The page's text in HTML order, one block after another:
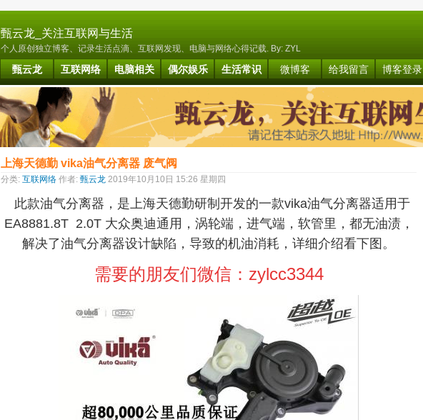
甄云龙_关注互联网与生活
个人原创独立博客、记录生活点滴、互联网发现、电脑与网络心得记载. By: ZYL
甄云龙 互联网络 电脑相关 偶尔娱乐 生活常识 微博客 给我留言 博客登录
上海天德勤 vika油气分离器 废气阀
分类: 互联网络 作者: 甄云龙 2019年10月10日 15:26 星期四
此款油气分离器，是上海天德勤研制开发的一款vika油气分离器适用于
EA8881.8T 2.0T 大众奥迪通用，涡轮端，进气端，软管里，都无油渍，
解决了油气分离器设计缺陷，导致的机油消耗，详细介绍看下图。
需要的朋友们微信： zylcc3344